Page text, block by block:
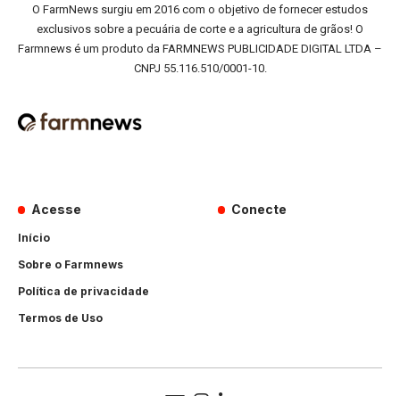
O FarmNews surgiu em 2016 com o objetivo de fornecer estudos
exclusivos sobre a pecuária de corte e a agricultura de grãos! O
Farmnews é um produto da FARMNEWS PUBLICIDADE DIGITAL LTDA –
CNPJ 55.116.510/0001-10.
Acesse
Início
Sobre o Farmnews
Política de privacidade
Termos de Uso
Conecte